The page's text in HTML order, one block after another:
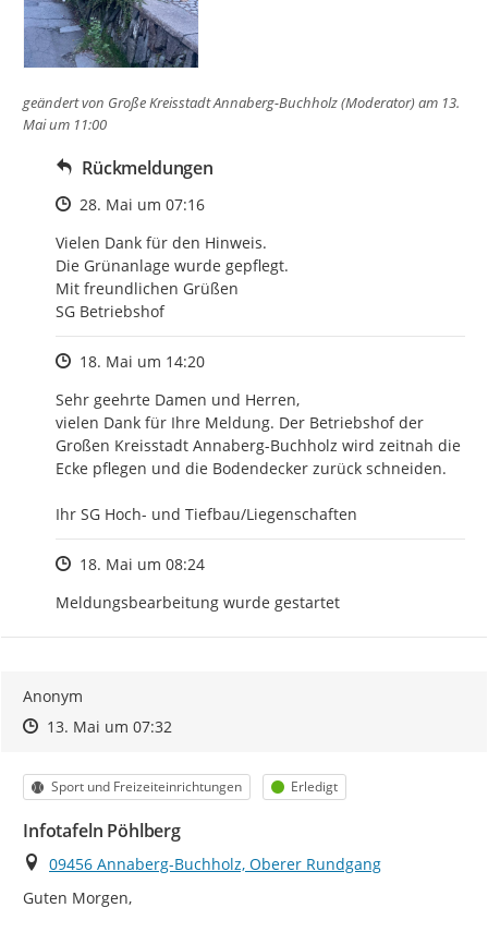
geändert von Große Kreisstadt Annaberg-Buchholz (Moderator)am 13.
Mai um 11:00
Rückmeldungen
Zeitpunkt des Erstellens
28. Mai um 07:16
Vielen Dank für den Hinweis.
Die Grünanlage wurde gepflegt.
Mit freundlichen Grüßen
SG Betriebshof
Zeitpunkt des Erstellens
18. Mai um 14:20
Sehr geehrte Damen und Herren,
vielen Dank für Ihre Meldung. Der Betriebshof der
Großen Kreisstadt Annaberg-Buchholz wird zeitnah die
Ecke pflegen und die Bodendecker zurück schneiden.
Ihr SG Hoch- und Tiefbau/Liegenschaften
Zeitpunkt des Erstellens
18. Mai um 08:24
Meldungsbearbeitung wurde gestartet
Anonym
Zeitpunkt des Erstellens
Zeitpunkt des Erstellens
13. Mai um 07:32Zur Äußerung
Kategorie
Sport und Freizeiteinrichtungen Status
Erledigt
Infotafeln Pöhlberg
Ort
09456 Annaberg-Buchholz, Oberer Rundgang
Guten Morgen,